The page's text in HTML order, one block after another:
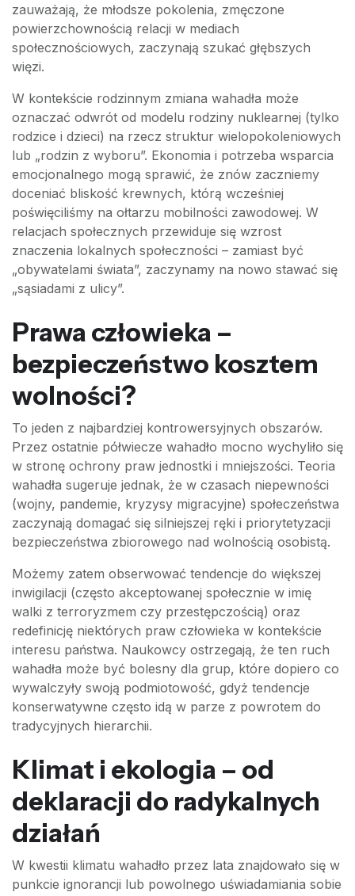
zauważają, że młodsze pokolenia, zmęczone
powierzchownością relacji w mediach
społecznościowych, zaczynają szukać głębszych
więzi.
W kontekście rodzinnym zmiana wahadła może
oznaczać odwrót od modelu rodziny nuklearnej (tylko
rodzice i dzieci) na rzecz struktur wielopokoleniowych
lub „rodzin z wyboru”. Ekonomia i potrzeba wsparcia
emocjonalnego mogą sprawić, że znów zaczniemy
doceniać bliskość krewnych, którą wcześniej
poświęciliśmy na ołtarzu mobilności zawodowej. W
relacjach społecznych przewiduje się wzrost
znaczenia lokalnych społeczności – zamiast być
„obywatelami świata”, zaczynamy na nowo stawać się
„sąsiadami z ulicy”.
Prawa człowieka –
bezpieczeństwo kosztem
wolności?
To jeden z najbardziej kontrowersyjnych obszarów.
Przez ostatnie półwiecze wahadło mocno wychyliło się
w stronę ochrony praw jednostki i mniejszości. Teoria
wahadła sugeruje jednak, że w czasach niepewności
(wojny, pandemie, kryzysy migracyjne) społeczeństwa
zaczynają domagać się silniejszej ręki i priorytetyzacji
bezpieczeństwa zbiorowego nad wolnością osobistą.
Możemy zatem obserwować tendencje do większej
inwigilacji (często akceptowanej społecznie w imię
walki z terroryzmem czy przestępczością) oraz
redefinicję niektórych praw człowieka w kontekście
interesu państwa. Naukowcy ostrzegają, że ten ruch
wahadła może być bolesny dla grup, które dopiero co
wywalczyły swoją podmiotowość, gdyż tendencje
konserwatywne często idą w parze z powrotem do
tradycyjnych hierarchii.
Klimat i ekologia – od
deklaracji do radykalnych
działań
W kwestii klimatu wahadło przez lata znajdowało się w
punkcie ignorancji lub powolnego uświadamiania sobie